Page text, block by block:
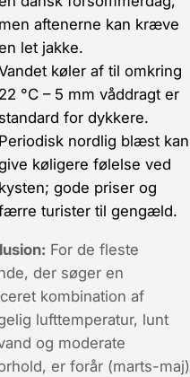
men aftenerne kan kræve
let jakke.
køler af til omkring
22 °C – 5 mm våddragt er
standard for dykkere.
Periodisk nordlig blæst kan
køligere følelse ved
kysten; gode priser og
turister til gengæld.
For de fleste
der søger en
kombination af
lufttemperatur, lunt
og moderate
er forår (marts-maj)